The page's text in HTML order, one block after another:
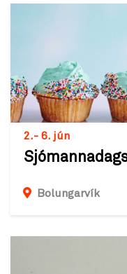
2.- 6. jún
Bolungarvík